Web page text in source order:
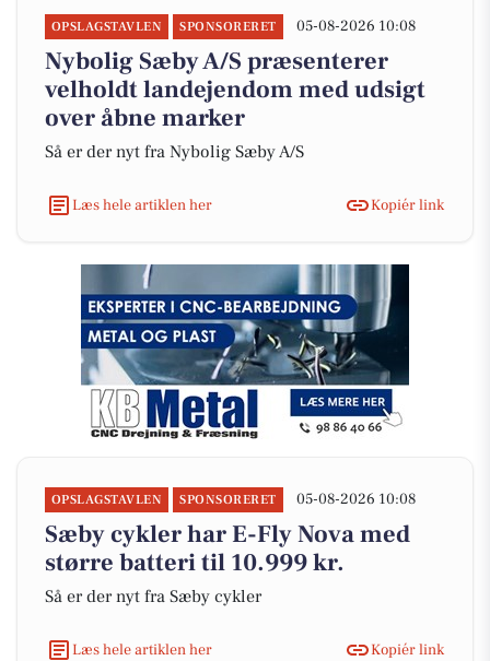
OPSLAGSTAVLEN SPONSORERET 05-08-2026 10:08
Nybolig Sæby A/S præsenterer
velholdt landejendom med udsigt
over åbne marker
Så er der nyt fra Nybolig Sæby A/S
Læs hele artiklen her Kopiér link
OPSLAGSTAVLEN SPONSORERET 05-08-2026 10:08
Sæby cykler har E-Fly Nova med
større batteri til 10.999 kr.
Så er der nyt fra Sæby cykler
Læs hele artiklen her Kopiér link